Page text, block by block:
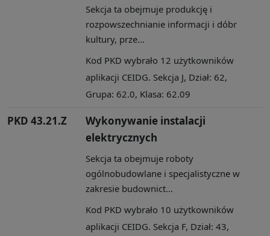
Sekcja ta obejmuje produkcję i
rozpowszechnianie informacji i dóbr
kultury, prze...
Kod PKD wybrało 12 użytkowników
aplikacji CEIDG. Sekcja J, Dział: 62,
Grupa: 62.0, Klasa: 62.09
PKD 43.21.Z
Wykonywanie instalacji
elektrycznych
Sekcja ta obejmuje roboty
ogólnobudowlane i specjalistyczne w
zakresie budownict...
Kod PKD wybrało 10 użytkowników
aplikacji CEIDG. Sekcja F, Dział: 43,